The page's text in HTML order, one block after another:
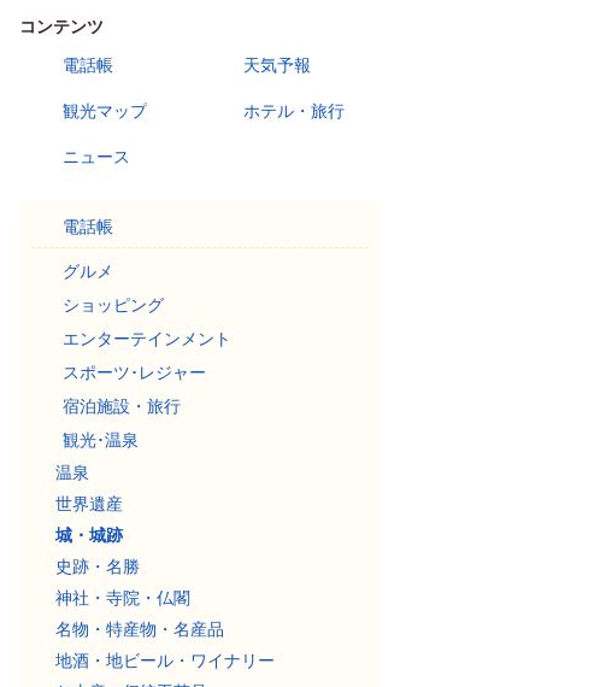
コンテンツ
電話帳
天気予報
観光マップ ホテル・旅行
ニュース
電話帳
グルメ
ショッピング
エンターテインメント
スポーツ･レジャー
宿泊施設・旅行
観光･温泉
温泉
世界遺産
城・城跡
史跡・名勝
神社・寺院・仏閣
名物・特産物・名産品
地酒・地ビール・ワイナリー